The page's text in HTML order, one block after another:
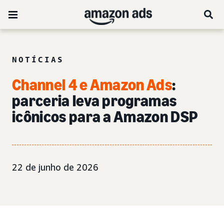
NOTÍCIAS
Channel 4 e Amazon Ads:
parceria leva programas
icônicos para a Amazon DSP
22 de junho de 2026